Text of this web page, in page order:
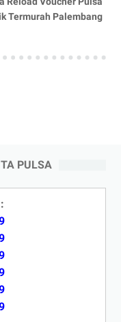
Termurah Palembang
PULSA